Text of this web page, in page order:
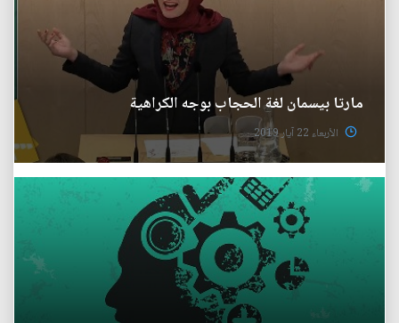
مارتا بيسمان لغة الحجاب بوجه الكراهية
الأربعاء 22 آيار 2019